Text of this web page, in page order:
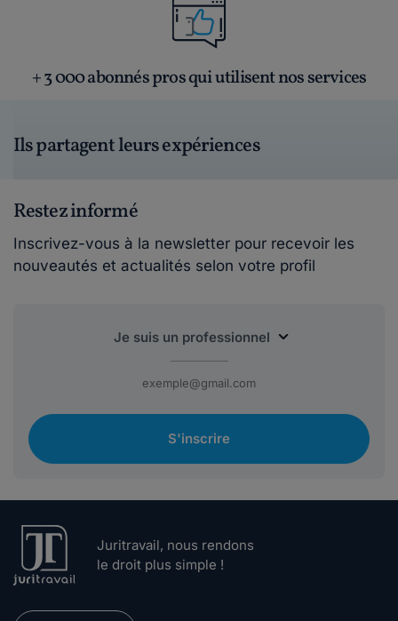
+ 3 000 abonnés pros qui utilisent nos services
Ils partagent leurs expériences
Restez informé
Inscrivez-vous à la newsletter pour recevoir les
nouveautés et actualités selon votre profil
S'inscrire
Juritravail, nous rendons
le droit plus simple !